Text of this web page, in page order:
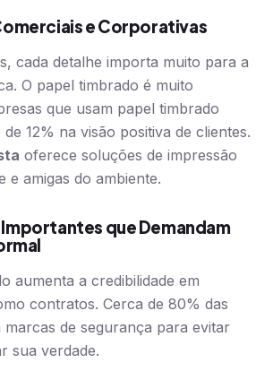
e Corporativas
cada detalhe importa muito para a
O papel timbrado é muito
que usam papel timbrado
12% na visão positiva de clientes.
oferece soluções de impressão
e amigas do ambiente.
que Demandam
aumenta a credibilidade em
contratos. Cerca de 80% das
marcas de segurança para evitar
sua verdade.